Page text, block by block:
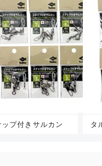
ップ付きサルカン タ